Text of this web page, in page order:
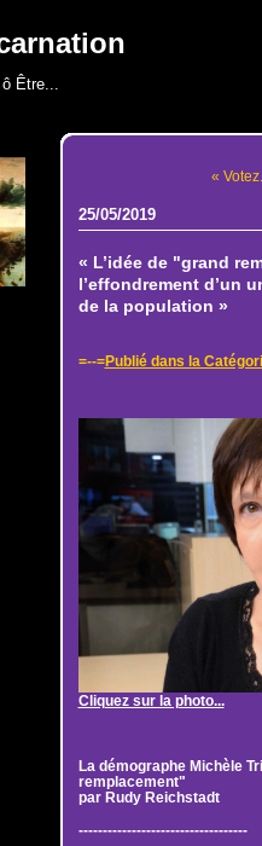
ô Être...
«
25/05/2019
« L’idée de "grand
l’effondrement d’un
de la population »
=--=Publié dans la
Cliquez sur la photo...
La démographe Michèle
remplacement"
par Rudy Reichstadt
-----------------------------------